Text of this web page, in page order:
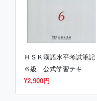
ＨＳＫ漢語水平考試筆記
６級 公式学習テキ...
¥2,900円